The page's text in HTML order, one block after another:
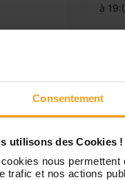
Consentement
utilisons des Cookies !
nous
trafic et nos actions
à
(H/F)